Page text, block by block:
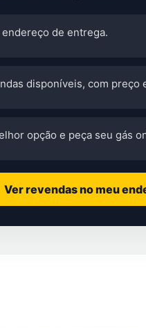
de entrega.
disponíveis, com preço
opção e peça seu gás
Ver revendas no meu